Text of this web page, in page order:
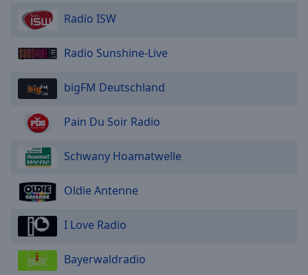
Radio ISW
Radio Sunshine-Live
bigFM Deutschland
Pain Du Soir Radio
Schwany Hoamatwelle
Oldie Antenne
I Love Radio
Bayerwaldradio